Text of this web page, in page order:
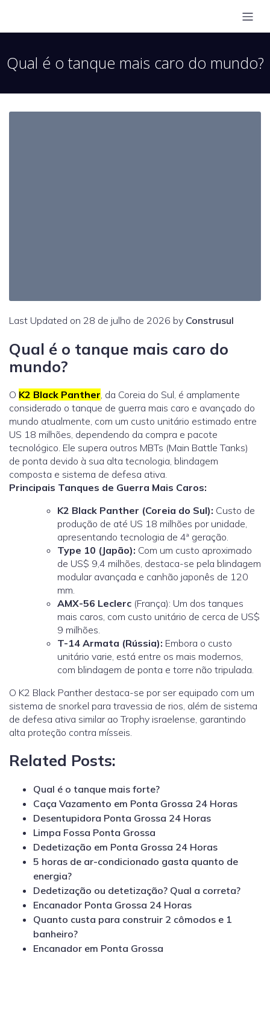
Qual é o tanque mais caro do mundo?
Last Updated on 28 de julho de 2026 by Construsul
Qual é o tanque mais caro do
mundo?
O K2 Black Panther , da Coreia do Sul, é amplamente
considerado o tanque de guerra mais caro e avançado do
mundo atualmente, com um custo unitário estimado entre
US 18 milhões, dependendo da compra e pacote
tecnológico. Ele supera outros MBTs (Main Battle Tanks)
de ponta devido à sua alta tecnologia, blindagem
composta e sistema de defesa ativa.
Principais Tanques de Guerra Mais Caros:
K2 Black Panther (Coreia do Sul): Custo de
produção de até US 18 milhões por unidade,
apresentando tecnologia de 4ª geração.
Type 10 (Japão): Com um custo aproximado
de US$ 9,4 milhões, destaca-se pela blindagem
modular avançada e canhão japonês de 120
mm.
AMX-56 Leclerc (França): Um dos tanques
mais caros, com custo unitário de cerca de US$
9 milhões.
T-14 Armata (Rússia): Embora o custo
unitário varie, está entre os mais modernos,
com blindagem de ponta e torre não tripulada.
O K2 Black Panther destaca-se por ser equipado com um
sistema de snorkel para travessia de rios, além de sistema
de defesa ativa similar ao Trophy israelense, garantindo
alta proteção contra mísseis.
Related Posts:
Qual é o tanque mais forte?
Caça Vazamento em Ponta Grossa 24 Horas
Desentupidora Ponta Grossa 24 Horas
Limpa Fossa Ponta Grossa
Dedetização em Ponta Grossa 24 Horas
5 horas de ar-condicionado gasta quanto de
energia?
Dedetização ou detetização? Qual a correta?
Encanador Ponta Grossa 24 Horas
Quanto custa para construir 2 cômodos e 1
banheiro?
Encanador em Ponta Grossa